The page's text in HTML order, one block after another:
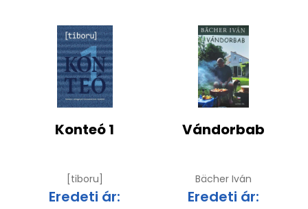
Konteó 1
[tiboru]
Eredeti ár:
Vándorbab
Bächer Iván
Eredeti ár: